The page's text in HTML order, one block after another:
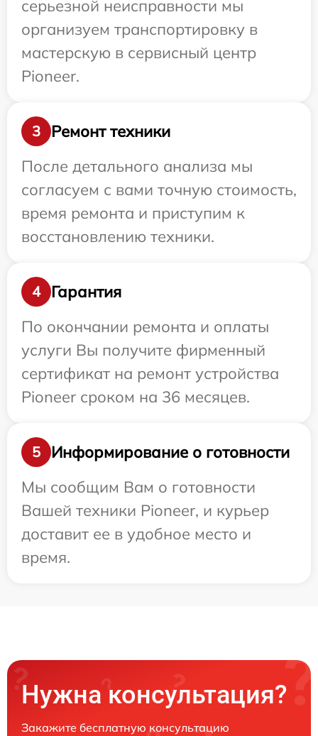
серьезной неисправности мы
организуем транспортировку в
мастерскую в сервисный центр
Pioneer.
3
Ремонт техники
После детального анализа мы
согласуем с вами точную стоимость,
время ремонта и приступим к
восстановлению техники.
4
Гарантия
По окончании ремонта и оплаты
услуги Вы получите фирменный
сертификат на ремонт устройства
Pioneer сроком на 36 месяцев.
5
Информирование о готовности
Мы сообщим Вам о готовности
Вашей техники Pioneer, и курьер
доставит ее в удобное место и
время.
Нужна консультация?
Закажите бесплатную консультацию